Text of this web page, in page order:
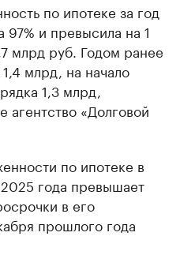
по ипотеке за год
97% и превысила на 1
млрд руб. Годом ранее
млрд, на начало
1,3 млрд,
агентство «Долговой
по ипотеке в
года превышает
в его
прошлого года